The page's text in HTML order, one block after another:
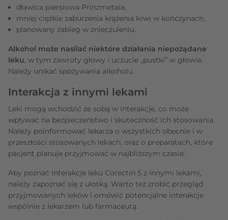
dławica piersiowa Prinzmetala,
mniej ciężkie zaburzenia krążenia krwi w kończynach,
planowany zabieg w znieczuleniu.
Alkohol może nasilać niektóre działania niepożądane
leku, w tym zawroty głowy i uczucie „pustki” w głowie.
Należy unikać spożywania alkoholu.
Interakcja z innymi lekami
Leki mogą wchodzić ze sobą w interakcje, co może
wpływać na bezpieczeństwo i skuteczność ich stosowania.
Należy poinformować lekarza o wszystkich obecnie i w
przeszłości stosowanych lekach, oraz o preparatach, które
pacjent planuje przyjmować w najbliższym czasie.
Aby poznać interakcje leku Corectin 5 z innymi lekami,
należy zapoznać się z ulotką. Warto też zrobić przegląd
przyjmowanych leków i omówić potencjalne interakcje
wspólnie z lekarzem lub farmaceutą.